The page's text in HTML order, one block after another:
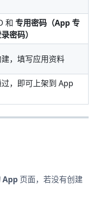
和 专用密码（App 专
密码）
，填写应用资料
，即可上架到 App
App 页面，若没有创建